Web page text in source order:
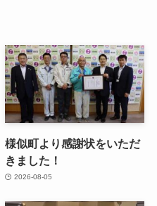
様似町より感謝状をいただ
きました！
2026-08-05